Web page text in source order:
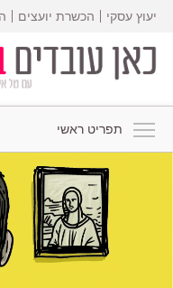
יעוץ עסקי הכשרת יועצים
תפריט ראשי